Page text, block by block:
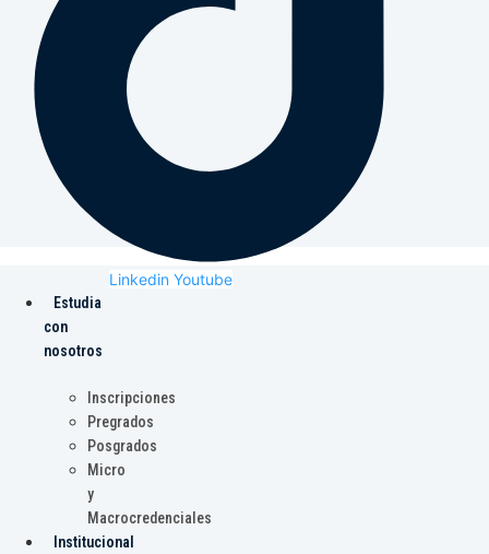
Linkedin Youtube
Estudia
con
nosotros
Inscripciones
Pregrados
Posgrados
Micro
y
Macrocredenciales
Institucional